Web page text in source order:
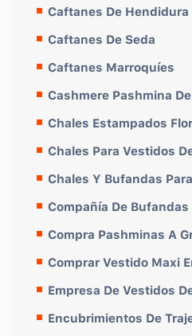
Caftanes De Hendidura
Caftanes De Seda
Caftanes Marroquíes
Cashmere Pashmina
Chales Estampados
Chales Para Vestidos
Chales Y Bufandas
Compañía De
Compra Pashminas A
Comprar Vestido Maxi
Empresa De Vestidos
Encubrimientos De